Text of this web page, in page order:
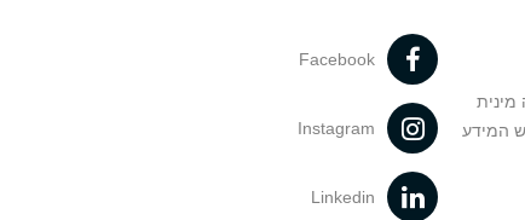
מינית
המידע
Facebook
Instagram
Linkedin